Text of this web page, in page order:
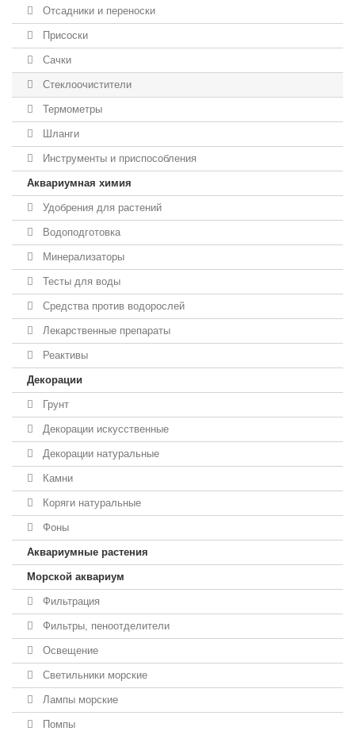
Отсадники и переноски
Присоски
Сачки
Стеклоочистители
Термометры
Шланги
Инструменты и приспособления
Аквариумная химия
Удобрения для растений
Водоподготовка
Минерализаторы
Тесты для воды
Средства против водорослей
Лекарственные препараты
Реактивы
Декорации
Грунт
Декорации искусственные
Декорации натуральные
Камни
Коряги натуральные
Фоны
Аквариумные растения
Морской аквариум
Фильтрация
Фильтры, пеноотделители
Освещение
Светильники морские
Лампы морские
Помпы